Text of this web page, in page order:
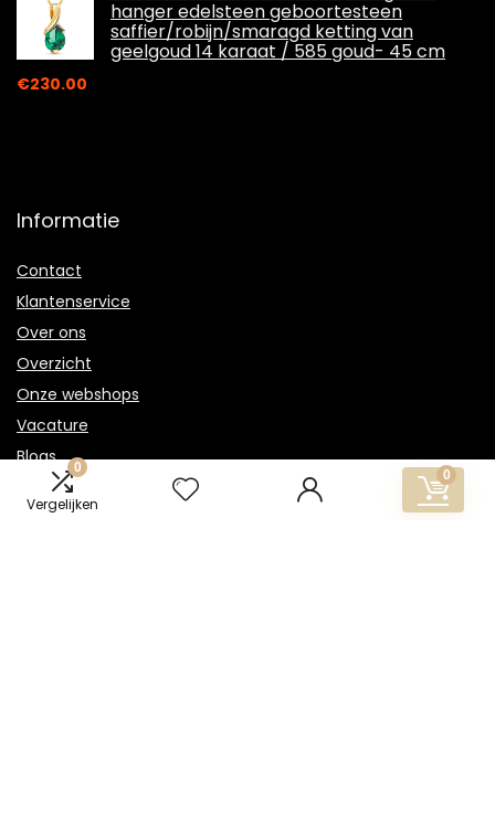
0
Vergelijken
0
hanger edelsteen geboortesteen
saffier/robijn/smaragd ketting van
geelgoud 14 karaat / 585 goud- 45 cm
€230.00
Informatie
Contact
Klantenservice
Over ons
Overzicht
Onze webshops
Vacature
Blogs
Privacybeleid
Adverteren